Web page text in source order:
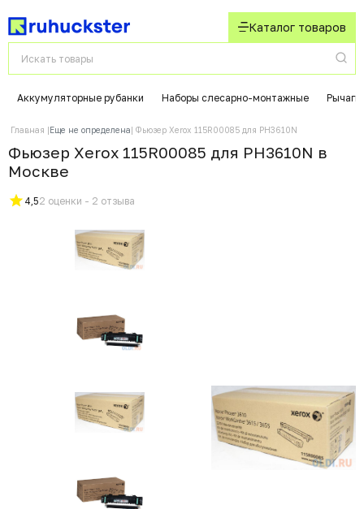
Каталог товаров
Аккумуляторные рубанки Наборы слесарно-монтажные
Главная Еще не определена Фьюзер Xerox 115R00085 для PH3610N
Фьюзер Xerox 115R00085 для PH3610N в
Москвe
4,52 оценки - 2 отзыва